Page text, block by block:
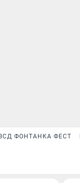
ФОНТАНКА ФЕСТ